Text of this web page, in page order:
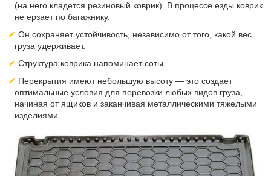
(на него кладется резиновый коврик). В процессе езды коврик
не ерзает по багажнику.
Он сохраняет устойчивость, независимо от того, какой вес
груза удерживает.
Структура коврика напоминает соты.
Перекрытия имеют небольшую высоту — это создает
оптимальные условия для перевозки любых видов груза,
начиная от ящиков и заканчивая металлическими тяжелыми
изделиями.